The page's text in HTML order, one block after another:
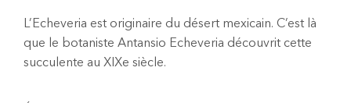
L’Echeveria est originaire du désert mexicain. C’est là
que le botaniste Antansio Echeveria découvrit cette
succulente au XIXe siècle.